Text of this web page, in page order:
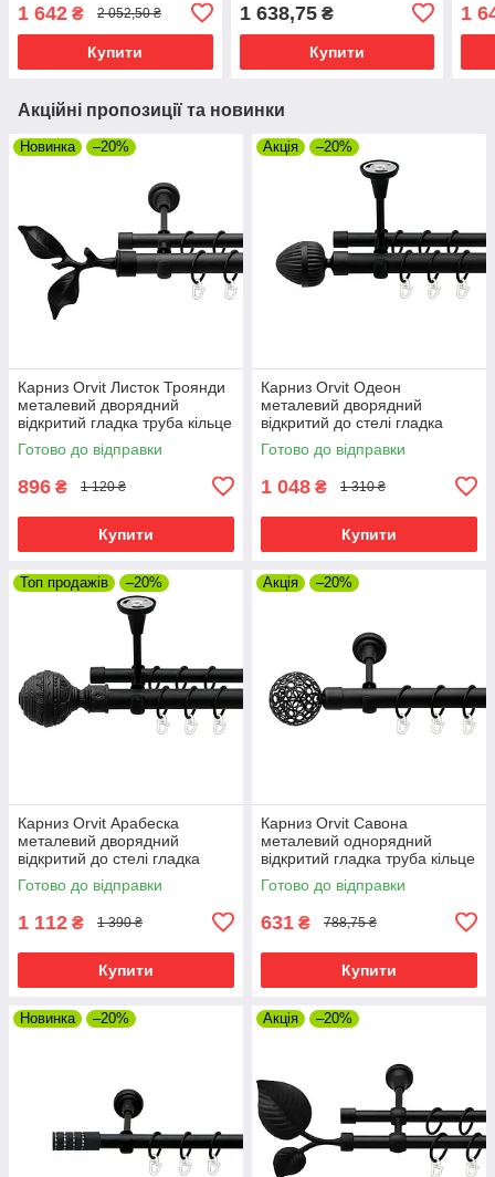
Чорний Оксамит 25\19 мм
300 см (00-00024595)
1 642 ₴ 2 052,50 ₴
Купити
Сатин 25\19 мм 240 см
(00-00023862)
1 638,75₴
Купити
1
Акційні пропозиції та новинки
Новинка –20%
Карниз Orvit Листок Троянди
металевий дворядний
відкритий гладка труба кільце
металеве Чорний Оксамит
25\19 мм 160 см
Готово до відправки
896 ₴ 1 120 ₴
Купити
Акція –20%
Карниз Orvit Одеон
металевий дворядний
відкритий до стелі гладка
труба кільце металеве
Чорний Оксамит 25\19 мм
Готово до відправки
1 048 ₴ 1 310 ₴
Купити
Топ продажів –20%
Карниз Orvit Арабеска
металевий дворядний
відкритий до стелі гладка
труба кільце металеве
Чорний Оксамит 25\19 мм
Готово до відправки
1 112 ₴ 1 390 ₴
Купити
Акція –20%
Карниз Orvit Савона
металевий однорядний
відкритий гладка труба кільце
металеве Чорний Оксамит 25
мм 160 см (00-00018182)
Готово до відправки
631 ₴ 788,75 ₴
Купити
Новинка –20% Акція –20%